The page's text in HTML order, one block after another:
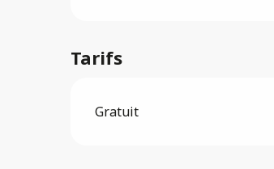
Tarifs
Gratuit